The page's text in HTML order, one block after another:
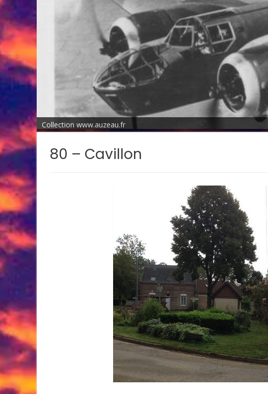
Collection www.auzeau.fr
80 – Cavillon